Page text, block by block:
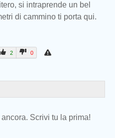
si intraprende un bel
di cammino ti porta qui.
2 0
Scrivi tu la prima!